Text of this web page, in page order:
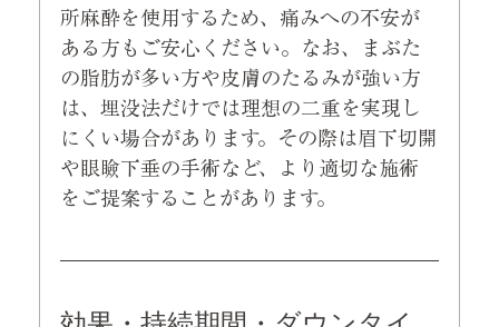
所麻酔を使用するため、痛みへの不安が
ある方もご安心ください。なお、まぶた
の脂肪が多い方や皮膚のたるみが強い方
は、埋没法だけでは理想の二重を実現し
にくい場合があります。その際は眉下切開
や眼瞼下垂の手術など、より適切な施術
をご提案することがあります。